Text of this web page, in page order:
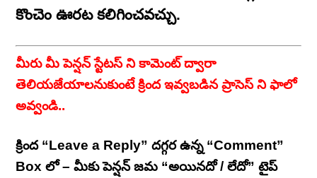
కొంచెం ఊరట కలిగించవచ్చు.
మీరు మీ పెన్షన్ స్టేటస్ ని కామెంట్ ద్వారా
తెలియజేయాలనుకుంటే క్రింద ఇవ్వబడిన ప్రాసెస్ ని ఫాలో
అవ్వండి..
క్రింద “Leave a Reply” దగ్గర ఉన్న “Comment”
Box లో – మీకు పెన్షన్ జమ “అయినదో / లేదో” టైప్